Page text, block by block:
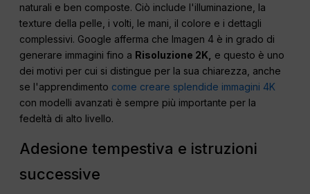
naturali e ben composte. Ciò include l'illuminazione, la
texture della pelle, i volti, le mani, il colore e i dettagli
complessivi. Google afferma che Imagen 4 è in grado di
generare immagini fino a Risoluzione 2K, e questo è uno
dei motivi per cui si distingue per la sua chiarezza, anche
se l'apprendimento come creare splendide immagini 4K
con modelli avanzati è sempre più importante per la
fedeltà di alto livello.
Adesione tempestiva e istruzioni
successive